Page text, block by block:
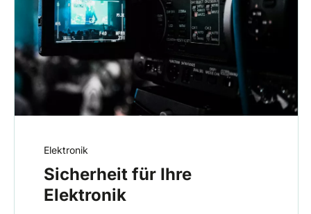
Elektronik
Sicherheit für Ihre
Elektronik